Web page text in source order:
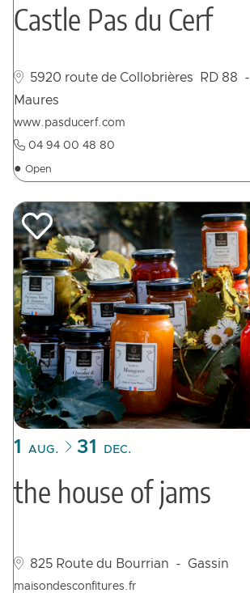
Castle Pas du Cerf
5920 route de Collobrières RD 88
Maures
www.pasducerf.com
04 94 00 48 80
● Open
1 AUG. 31 DEC.
the house of jams
825 Route du Bourrian - Gassin
maisondesconfitures.fr